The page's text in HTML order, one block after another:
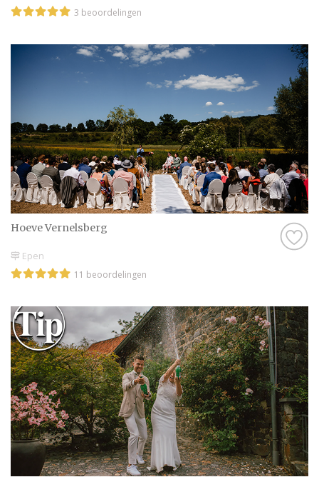
3 beoordelingen
Hoeve Vernelsberg
Epen
11 beoordelingen